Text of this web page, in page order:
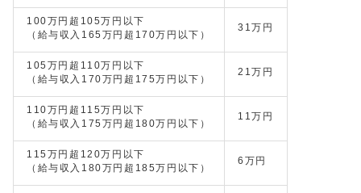
100万円超105万円以下
（給与収入165万円超170万円以下）
31万円
105万円超110万円以下
（給与収入170万円超175万円以下）
21万円
110万円超115万円以下
（給与収入175万円超180万円以下）
11万円
115万円超120万円以下
（給与収入180万円超185万円以下）
6万円